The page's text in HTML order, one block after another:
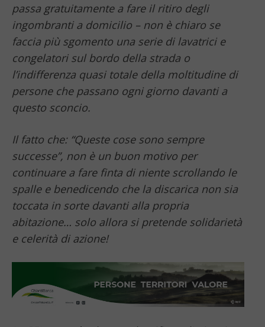
passa gratuitamente a fare il ritiro degli
ingombranti a domicilio – non è chiaro se
faccia più sgomento una serie di lavatrici e
congelatori sul bordo della strada o
l’indifferenza quasi totale della moltitudine di
persone che passano ogni giorno davanti a
questo sconcio.
Il fatto che: “Queste cose sono sempre
successe”, non è un buon motivo per
continuare a fare finta di niente scrollando le
spalle e benedicendo che la discarica non sia
toccata in sorte davanti alla propria
abitazione… solo allora si pretende solidarietà
e celerità di azione!